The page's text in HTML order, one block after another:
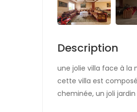
Description
une jolie villa face à la
cette villa est
cheminée, un joli